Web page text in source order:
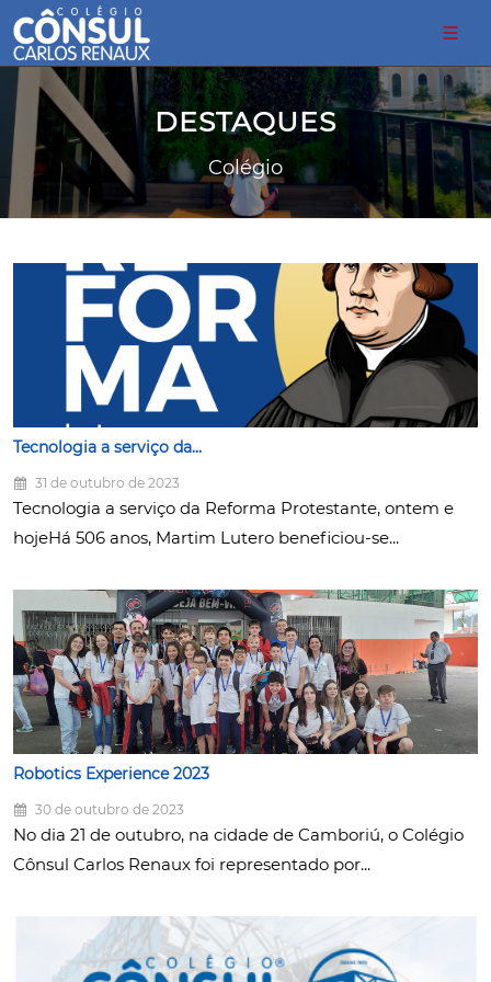
DESTAQUES
Colégio
Tecnologia a serviço da...
31 de outubro de 2023
Tecnologia a serviço da Reforma Protestante, ontem e
hojeHá 506 anos, Martim Lutero beneficiou-se...
Robotics Experience 2023
30 de outubro de 2023
No dia 21 de outubro, na cidade de Camboriú, o Colégio
Cônsul Carlos Renaux foi representado por...